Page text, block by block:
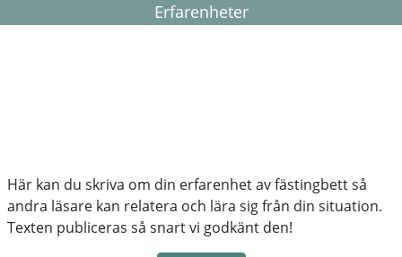
Erfarenheter
Här kan du skriva om din erfarenhet av fästingbett så
andra läsare kan relatera och lära sig från din situation.
Texten publiceras så snart vi godkänt den!